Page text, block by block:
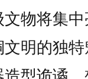
物将集
明的独